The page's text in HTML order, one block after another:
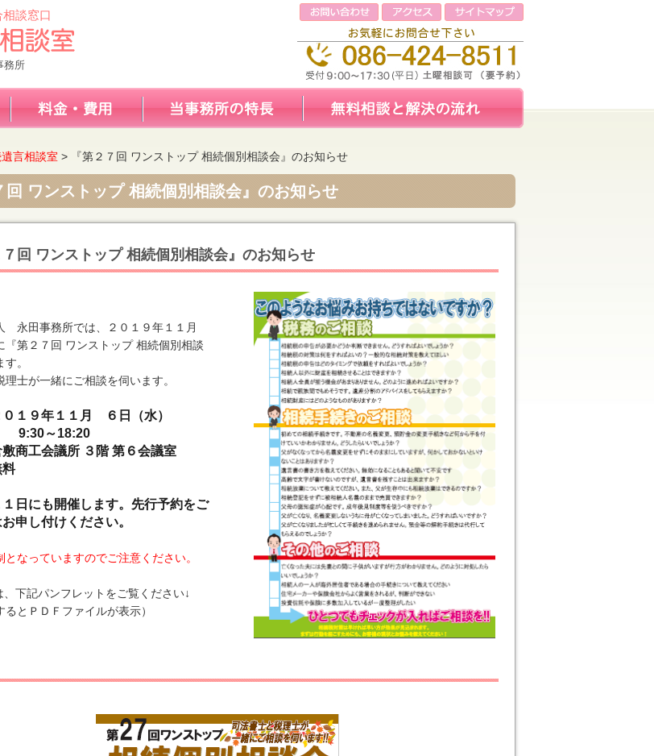
談窓口
務所
言相談室 > 『第２７回 ワンストップ 相続個別相談会』のお知らせ
回 ワンストップ 相続個別相談会』のお知らせ
７回 ワンストップ 相続個別相談会』のお知らせ
永田事務所では、２０１９年１１月
『第２７回 ワンストップ 相続個別相談
。
理士が一緒にご相談を伺います。
０１９年１１月 ６日（水）
18:20
敷商工会議所 ３階 第６会議室
料
日にも開催します。先行予約をご
申し付けください。
となっていますのでご注意ください。
下記パンフレットをご覧ください↓
るとＰＤＦファイルが表示）